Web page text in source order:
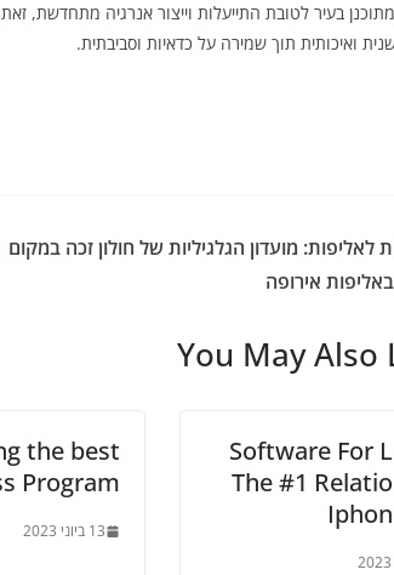
בעיר לטובת התייעלות וייצור אנרגיה מתחדשת,
ואיכותית תוך שמירה על כדאיות וסביבתית.
לאליפות: מועדון הגלגיליות של חולון זכה במקום
אירופה
You May Also
Software For
The #1
the best
Program
13 ביוני 2023